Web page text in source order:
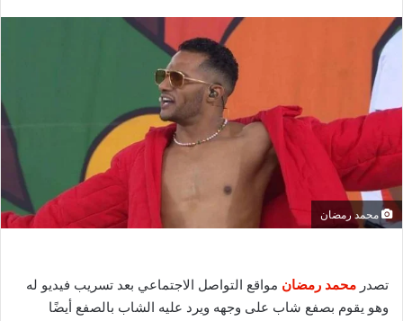
ي
د
ل
ك
و
ن
محمد رمضان
تصدر محمد رمضان مواقع التواصل الاجتماعي بعد تسريب فيديو له
وهو يقوم بصفع شاب على وجهه ويرد عليه الشاب بالصفع أيضًا